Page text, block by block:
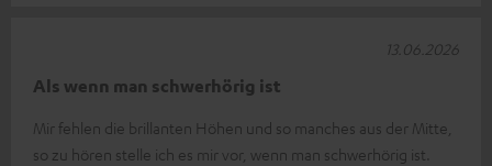
Als wenn man schwerhörig ist
Mir fehlen die brillanten Höhen und so manches aus der Mitte,
so zu hören stelle ich es mir vor, wenn man schwerhörig ist.
13.06.2026